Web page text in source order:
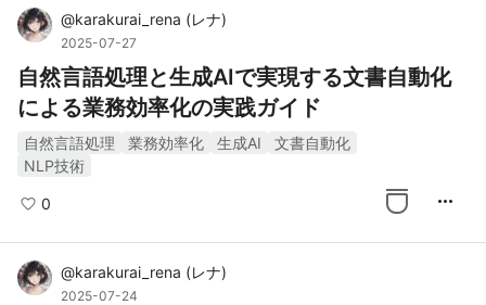
@karakurai_rena (レナ)
2025-07-27
自然言語処理と生成AIで実現する文書自動化
による業務効率化の実践ガイド
自然言語処理 業務効率化 生成AI
文書自動化
NLP技術
0 more_horiz
@karakurai_rena (レナ)
2025-07-24